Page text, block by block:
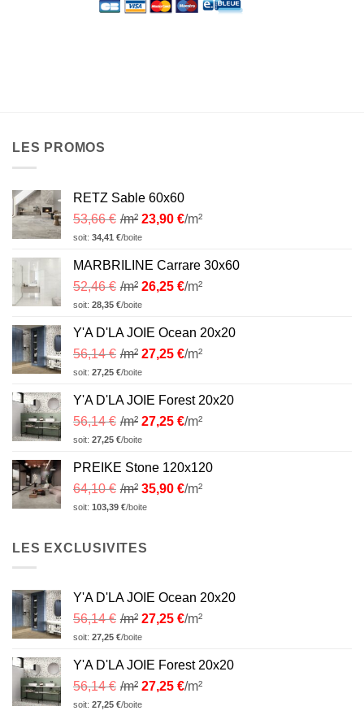
LES PROMOS
RETZ Sable 60x60
53,66€ /m² 23,90 €/m²
soit: 34,41 €/boite
MARBRILINE Carrare 30x60
52,46€ /m² 26,25 €/m²
soit: 28,35 €/boite
Y'A D'LA JOIE Ocean 20x20
56,14€ /m² 27,25 €/m²
soit: 27,25 €/boite
Y'A D'LA JOIE Forest 20x20
56,14€ /m² 27,25 €/m²
soit: 27,25 €/boite
PREIKE Stone 120x120
64,10€ /m² 35,90 €/m²
soit: 103,39 €/boite
LES EXCLUSIVITES
Y'A D'LA JOIE Ocean 20x20
56,14€ /m² 27,25 €/m²
soit: 27,25 €/boite
Y'A D'LA JOIE Forest 20x20
56,14€ /m² 27,25 €/m²
soit: 27,25 €/boite